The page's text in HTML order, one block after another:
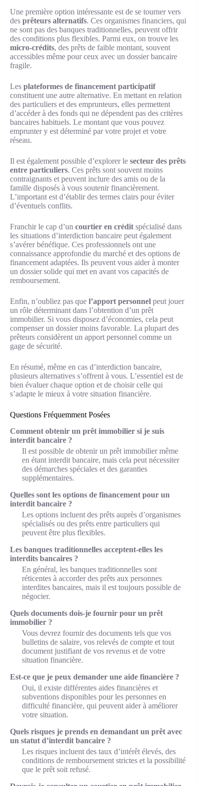
Une première option intéressante est de se tourner vers
des prêteurs alternatifs. Ces organismes financiers, qui
ne sont pas des banques traditionnelles, peuvent offrir
des conditions plus flexibles. Parmi eux, on trouve les
micro-crédits, des prêts de faible montant, souvent
accessibles même pour ceux avec un dossier bancaire
fragile.
Les plateformes de financement participatif
constituent une autre alternative. En mettant en relation
des particuliers et des emprunteurs, elles permettent
d’accéder à des fonds qui ne dépendent pas des critères
bancaires habituels. Le montant que vous pouvez
emprunter y est déterminé par votre projet et votre
réseau.
Il est également possible d’explorer le secteur des prêts
entre particuliers. Ces prêts sont souvent moins
contraignants et peuvent inclure des amis ou de la
famille disposés à vous soutenir financièrement.
L’important est d’établir des termes clairs pour éviter
d’éventuels conflits.
Franchir le cap d’un courtier en crédit spécialisé dans
les situations d’interdiction bancaire peut également
s’avérer bénéfique. Ces professionnels ont une
connaissance approfondie du marché et des options de
financement adaptées. Ils peuvent vous aider à monter
un dossier solide qui met en avant vos capacités de
remboursement.
Enfin, n’oubliez pas que l’apport personnel peut jouer
un rôle déterminant dans l’obtention d’un prêt
immobilier. Si vous disposez d’économies, cela peut
compenser un dossier moins favorable. La plupart des
prêteurs considèrent un apport personnel comme un
gage de sécurité.
En résumé, même en cas d’interdiction bancaire,
plusieurs alternatives s’offrent à vous. L’essentiel est de
bien évaluer chaque option et de choisir celle qui
s’adapte le mieux à votre situation financière.
Questions Fréquemment Posées
Comment obtenir un prêt immobilier si je suis
interdit bancaire ?
Il est possible de obtenir un prêt immobilier même
en étant interdit bancaire, mais cela peut nécessiter
des démarches spéciales et des garanties
supplémentaires.
Quelles sont les options de financement pour un
interdit bancaire ?
Les options incluent des prêts auprès d’organismes
spécialisés ou des prêts entre particuliers qui
peuvent être plus flexibles.
Les banques traditionnelles acceptent-elles les
interdits bancaires ?
En général, les banques traditionnelles sont
réticentes à accorder des prêts aux personnes
interdites bancaires, mais il est toujours possible de
négocier.
Quels documents dois-je fournir pour un prêt
immobilier ?
Vous devrez fournir des documents tels que vos
bulletins de salaire, vos relevés de compte et tout
document justifiant de vos revenus et de votre
situation financière.
Est-ce que je peux demander une aide financière ?
Oui, il existe différentes aides financières et
subventions disponibles pour les personnes en
difficulté financière, qui peuvent aider à améliorer
votre situation.
Quels risques je prends en demandant un prêt avec
un statut d’interdit bancaire ?
Les risques incluent des taux d’intérêt élevés, des
conditions de remboursement strictes et la possibilité
que le prêt soit refusé.